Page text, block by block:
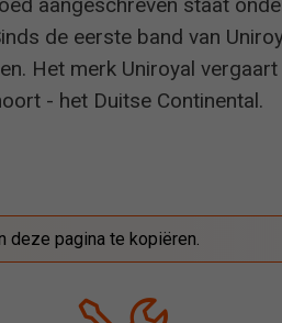
de eerste band van
Het merk Uniroyal
- het Duitse Continental.
deze pagina te kopiëren.